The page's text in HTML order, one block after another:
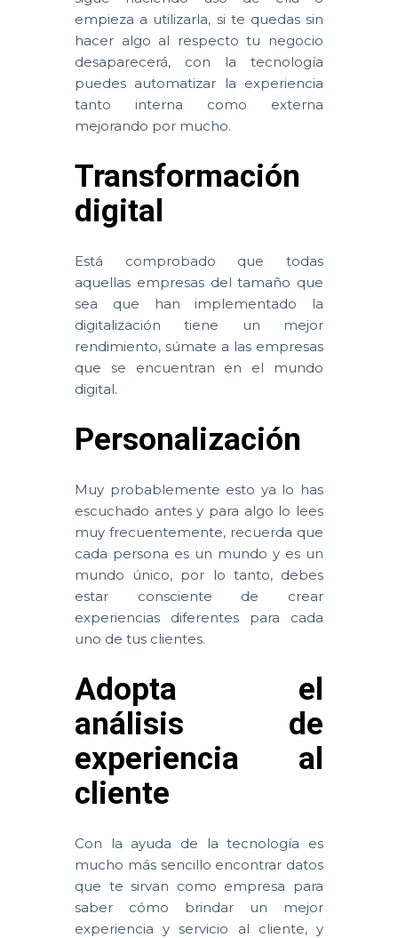
empieza a utilizarla, si te quedas sin
hacer algo al respecto tu negocio
desaparecerá, con la tecnología
puedes automatizar la experiencia
tanto interna como externa
mejorando por mucho.
Transformación
digital
Está comprobado que todas
aquellas empresas del tamaño que
sea que han implementado la
digitalización tiene un mejor
rendimiento, súmate a las empresas
que se encuentran en el mundo
digital.
Personalización
Muy probablemente esto ya lo has
escuchado antes y para algo lo lees
muy frecuentemente, recuerda que
cada persona es un mundo y es un
mundo único, por lo tanto, debes
estar consciente de crear
experiencias diferentes para cada
uno de tus clientes.
Adopta el
análisis de
experiencia al
cliente
Con la ayuda de la tecnología es
mucho más sencillo encontrar datos
que te sirvan como empresa para
saber cómo brindar un mejor
experiencia y servicio al cliente, y